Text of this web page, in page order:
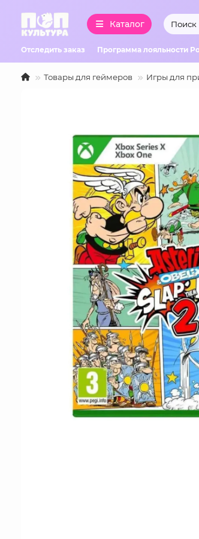
Каталог
Отследить заказ Программа лояльности
Товары для геймеров Игры для